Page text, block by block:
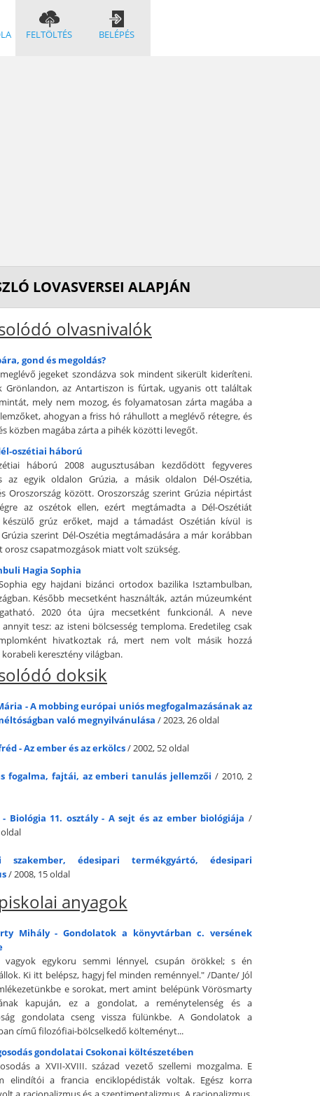
FELTÖLTÉS BELÉPÉS
LOVASVERSEI ALAPJÁN
olvasnivalók
gond és megoldás?
jegeket szondázva sok mindent sikerült kideríteni.
Grönlandon, az Antartiszon is fúrtak, ugyanis ott találtak
mely nem mozog, és folyamatosan zárta magába a
ahogyan a friss hó ráhullott a meglévő rétegre, és
közben magába zárta a pihék közötti levegőt.
oszétiai háború
háború 2008 augusztusában kezdődött fegyveres
az egyik oldalon Grúzia, a másik oldalon Dél-Oszétia,
Oroszország között. Oroszország szerint Grúzia népirtást
az oszétok ellen, ezért megtámadta a Dél-Oszétiát
készülő grúz erőket, majd a támadást Oszétián kívül is
szerint Dél-Oszétia megtámadására a már korábban
orosz csapatmozgások miatt volt szükség.
Hagia Sophia
egy hajdani bizánci ortodox bazilika Isztambulban,
Később mecsetként használták, aztán múzeumként
2020 óta újra mecsetként funkcionál. A neve
tesz: az isteni bölcsesség temploma. Eredetileg csak
hivatkoztak rá, mert nem volt másik hozzá
keresztény világban.
doksik
- A mobbing európai uniós megfogalmazásának az
való megnyilvánulása / 2023, 26 oldal
- Az ember és az erkölcs/ 2002, 52 oldal
fogalma, fajtái, az emberi tanulás jellemzői / 2010, 2
- Biológia 11. osztály - A sejt és az ember biológiája /
szakember, édesipari termékgyártó, édesipari
/ 2008, 15 oldal
anyagok
Mihály - Gondolatok a könyvtárban c. versének
vagyok egykoru semmi lénnyel, csupán örökkel; s én
Ki itt belépsz, hagyj fel minden reménnyel." /Dante/ Jól
e sorokat, mert amint belépünk Vörösmarty
kapuján, ez a gondolat, a reménytelenség és a
gondolata cseng vissza fülünkbe. A Gondolatok a
című filozófiai-bölcselkedő költeményt...
gondolatai Csokonai költészetében
a XVII-XVIII. század vezető szellemi mozgalma. E
elindítói a francia enciklopédisták voltak. Egész korra